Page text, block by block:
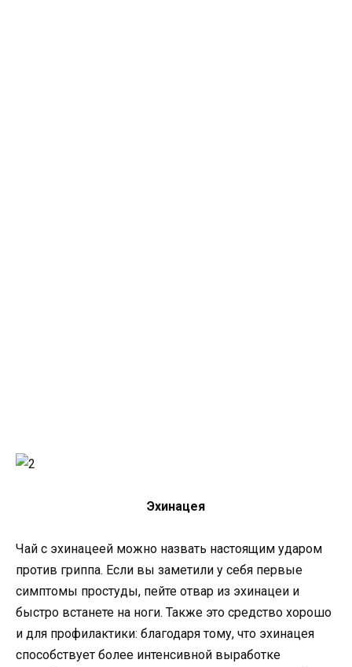
Эхинацея
Чай с эхинацеей можно назвать настоящим ударом
против гриппа. Если вы заметили у себя первые
симптомы простуды, пейте отвар из эхинацеи и
быстро встанете на ноги. Также это средство хорошо
и для профилактики: благодаря тому, что эхинацея
способствует более интенсивной выработке